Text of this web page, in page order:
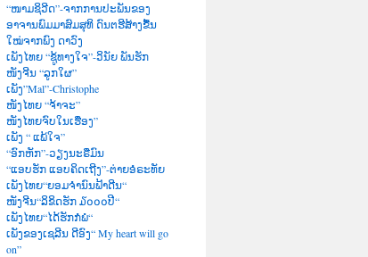
“ໜາມຊິວີດ”-ຈາກການປະພັນຂອງ
ອາຈານພົມມາສົມສຸທິ ດົນຕຮີສ້າງຂື້ນ
ໃໝ່ຈາກພົງ ດາວົງ
ເພັງໄທຍ “ຊູ້ທາງໃຈ”-ວິນັຍ ພັນຮັກ
ໜັງຈີນ “ລູກໃຜ”
ເພັງ”Mal”-Christophe
ໜັງໄທຍ “ຈ້າຈະ”
ໜັງໄທຍຈົບໃນເຮື່ອງ”
ເພັງ “ ແພ້ໃຈ”
“ອົກຫັກ”-ວຽງນະຣືມົນ
“ແອບຮັກ ແອບຄິດເຖີງ”-ຕ່າຍອໍຣະທັຍ
ເພັງໄທຍ“ຍອມຈຳນົນຟ້າດີນ“
ໜັງຈີນ“ລິຂິດຮັກ ໓໐໐໐ປີ“
ເພັງໄທຍ“ໄດ້ຮັກກໍພໍ“
ເພັງຂອງເຊລີນ ດີອົງ“ My heart will go
on”